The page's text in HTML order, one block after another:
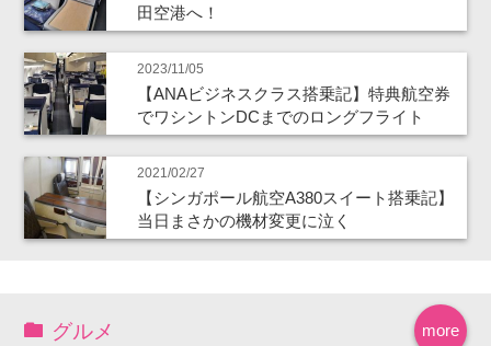
田空港へ！
2023/11/05
【ANAビジネスクラス搭乗記】特典航空券
でワシントンDCまでのロングフライト
2021/02/27
【シンガポール航空A380スイート搭乗記】
当日まさかの機材変更に泣く
more
グルメ